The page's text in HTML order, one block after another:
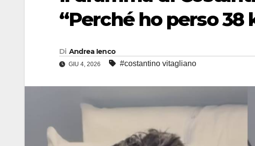
“Perché ho perso 38
Di Andrea Ienco
GIU 4, 2026 #costantino vitagliano